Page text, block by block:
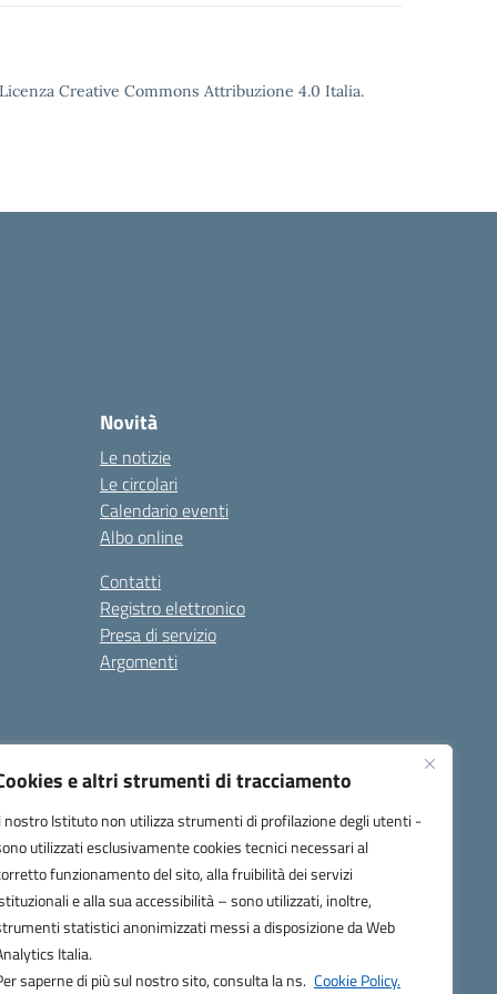
e altri strumenti di tracciamento
nostro Istituto non utilizza strumenti di profilazione degli utenti -
utilizzati esclusivamente cookies tecnici necessari al
funzionamento del sito, alla fruibilità dei servizi
e alla sua accessibilità – sono utilizzati, inoltre,
statistici anonimizzati messi a disposizione da Web
Italia.
saperne di più sul nostro sito, consulta la ns. Cookie Policy.
Creative Commons Attribuzione 4.0 Italia.
Novità
Le notizie
Le circolari
Calendario eventi
Albo online
Contatti
Registro elettronico
Presa di servizio
Argomenti